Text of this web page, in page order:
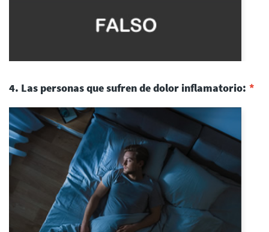
4. Las personas que sufren de dolor inflamatorio: